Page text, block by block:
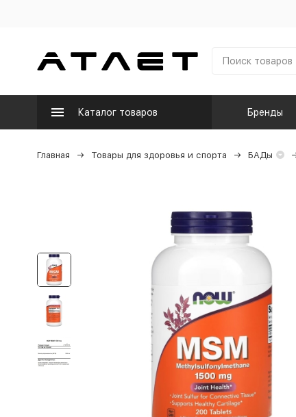
Каталог товаров Бренды
Главная Товары для здоровья и спорта БАДы